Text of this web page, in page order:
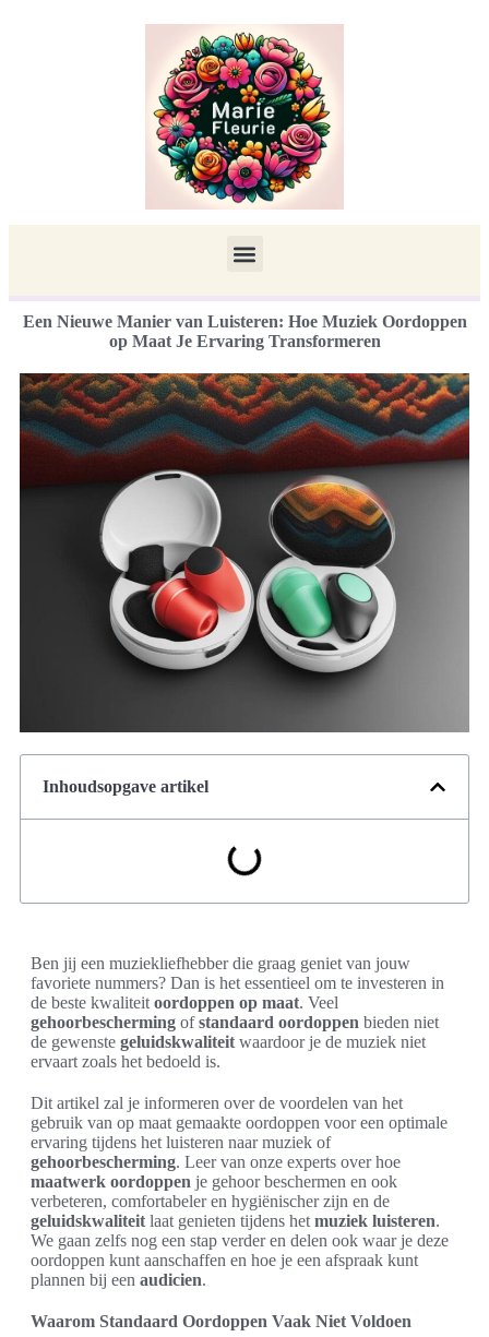
Een Nieuwe Manier van Luisteren: Hoe Muziek Oordoppen
op Maat Je Ervaring Transformeren
Inhoudsopgave artikel
Ben jij een muziekliefhebber die graag geniet van jouw
favoriete nummers? Dan is het essentieel om te investeren in
de beste kwaliteit oordoppen op maat. Veel
gehoorbescherming ofstandaard oordoppen bieden niet
de gewenste geluidskwaliteit waardoor je de muziek niet
ervaart zoals het bedoeld is.
Dit artikel zal je informeren over de voordelen van het
gebruik van op maat gemaakte oordoppen voor een optimale
ervaring tijdens het luisteren naar muziek of
gehoorbescherming. Leer van onze experts over hoe
maatwerk oordoppen je gehoor beschermen en ook
verbeteren, comfortabeler en hygiënischer zijn en de
geluidskwaliteit laat genieten tijdens het muziek luisteren.
We gaan zelfs nog een stap verder en delen ook waar je deze
oordoppen kunt aanschaffen en hoe je een afspraak kunt
plannen bij een audicien.
Waarom Standaard Oordoppen Vaak Niet Voldoen